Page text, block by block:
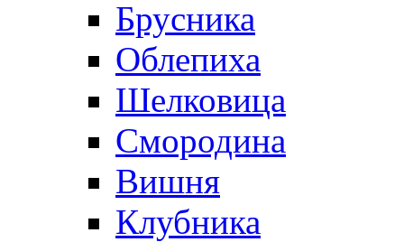
Брусника
Облепиха
Шелковица
Смородина
Вишня
Клубника